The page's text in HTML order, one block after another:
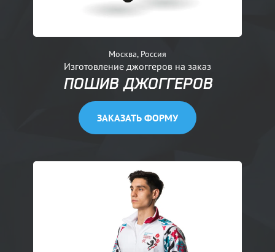
Москва, Россия
Изготовление джоггеров на заказ
ПОШИВ ДЖОГГЕРОВ
ЗАКАЗАТЬ ФОРМУ